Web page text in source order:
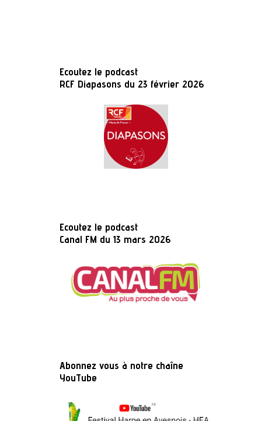
Ecoutez le podcast
RCF Diapasons du 23 février 2026
Ecoutez le podcast
Canal FM du 13 mars 2026
Abonnez vous à notre chaîne
YouTube